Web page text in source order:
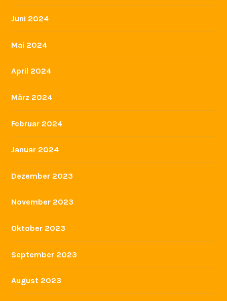
Juni 2024
Mai 2024
April 2024
März 2024
Februar 2024
Januar 2024
Dezember 2023
November 2023
Oktober 2023
September 2023
August 2023